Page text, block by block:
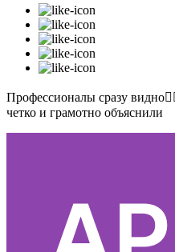
Профессионалы сразу
четко и грамотно объяснили